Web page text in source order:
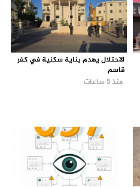
الاحتلال يهدم بناية سكنية في كفر
قاسم
منذ 5 ساعات